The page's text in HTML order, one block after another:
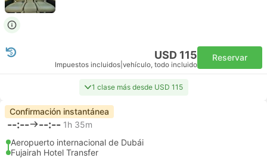
USD 115
Impuestos incluidos vehículo, todo incluido
Reservar
1 clase más desde USD 115
Confirmación instantánea
--:-- --:-- 1h 35m
Aeropuerto internacional de Dubái
Fujairah Hotel Transfer